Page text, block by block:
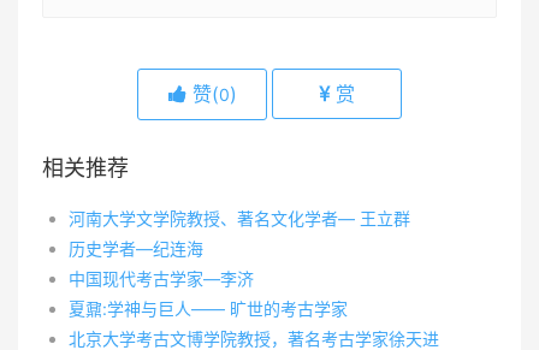
赞(0) 赏
相关推荐
河南大学文学院教授、著名文化学者— 王立群
历史学者—纪连海
中国现代考古学家—李济
夏鼐:学神与巨人—— 旷世的考古学家
北京大学考古文博学院教授，著名考古学家徐天进